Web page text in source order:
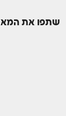
שתפו את